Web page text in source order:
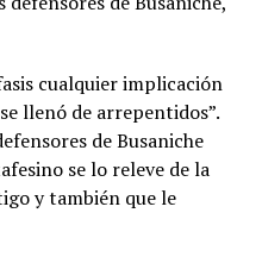
cualquier implicación
llenó de arrepentidos”.
de Busaniche
se lo releve de la
y también que le